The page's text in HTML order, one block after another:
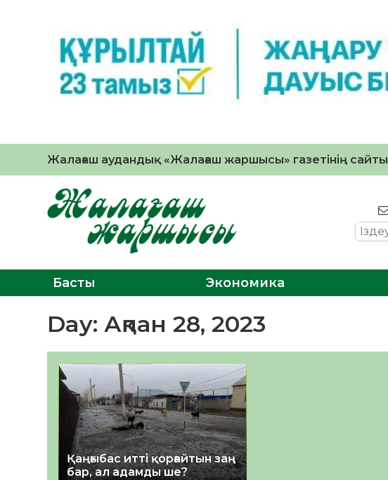
Жалағаш аудандық «Жалағаш жаршысы» газетінің сайты
Басты Экономика
Day:Ақпан 28, 2023
Қаңғыбас итті қорғайтын заң
бар, ал адамды ше?